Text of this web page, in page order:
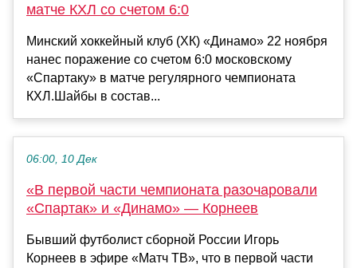
матче КХЛ со счетом 6:0
Минский хоккейный клуб (ХК) «Динамо» 22 ноября
нанес поражение со счетом 6:0 московскому
«Спартаку» в матче регулярного чемпионата
КХЛ.Шайбы в состав...
06:00, 10 Дек
«В первой части чемпионата разочаровали
«Спартак» и «Динамо» — Корнеев
Бывший футболист сборной России Игорь
Корнеев в эфире «Матч ТВ», что в первой части